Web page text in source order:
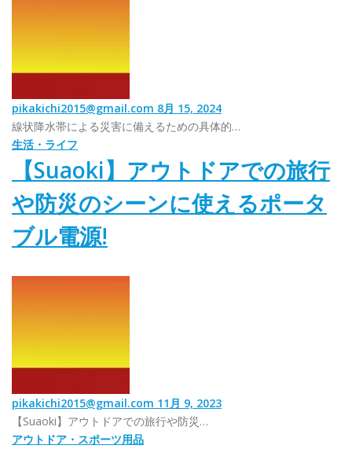
pikakichi2015@gmail.com 8月 15, 2024
線状降水帯による災害に備えるための具体的…
生活・ライフ
【Suaoki】アウトドアでの旅行
や防災のシーンに使えるポータ
ブル電源!
pikakichi2015@gmail.com 11月 9, 2023
【Suaoki】アウトドアでの旅行や防災…
アウトドア・スポーツ用品